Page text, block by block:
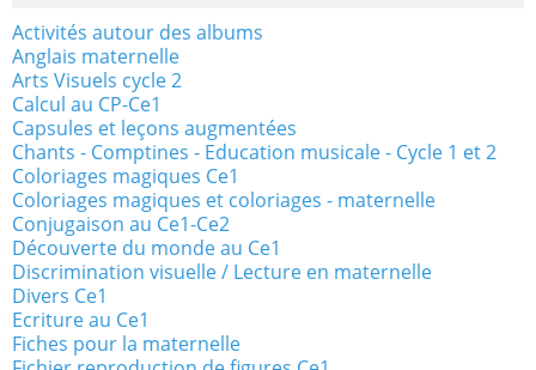
Activités autour des albums
Anglais maternelle
Arts Visuels cycle 2
Calcul au CP-Ce1
Capsules et leçons augmentées
Chants - Comptines - Education musicale - Cycle 1 et 2
Coloriages magiques Ce1
Coloriages magiques et coloriages - maternelle
Conjugaison au Ce1-Ce2
Découverte du monde au Ce1
Discrimination visuelle / Lecture en maternelle
Divers Ce1
Ecriture au Ce1
Fiches pour la maternelle